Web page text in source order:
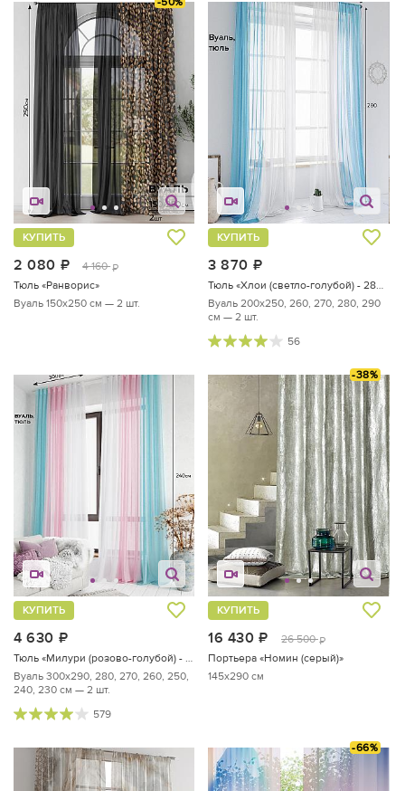
2 080 руб.
4 160 руб.
КУПИТЬ
Тюль «Ранворис»
Вуаль 150х250 см — 2 шт.
3 870
КУПИТЬ
Тюль «Хлои (светло-голубой) - 280 см»
Вуаль 200х250, 260, 270, 280, 290
см — 2 шт.
56
4 630
КУПИТЬ
Тюль «Милури (розово-голубой) - 240 см»
Вуаль 300х290, 280, 270, 260, 250,
240, 230 см — 2 шт.
579
-38%
16 430 руб.
26 500
КУПИТЬ
Портьера «Номин (серый)»
145x290 см
-66%